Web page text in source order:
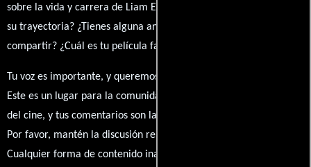
sobre la vida y carrera de Liam Edwards. ¿Qué te ha inspirado de
su trayectoria? ¿Tienes alguna anécdota personal que desees
compartir? ¿Cuál es tu película favorita en la que ha participado?
Tu voz es importante, y queremos escuchar tus pensamientos.
Este es un lugar para la comunidad de admiradores y amantes
del cine, y tus comentarios son la esencia de esta conversación.
Por favor, mantén la discusión respetuosa y constructiva.
Cualquier forma de contenido inapropiado será eliminado para